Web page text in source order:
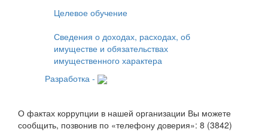
Целевое обучение
Сведения о доходах, расходах, об
имуществе и обязательствах
имущественного характера
Разработка -
О фактах коррупции в нашей организации Вы можете
сообщить, позвонив по «телефону доверия»: 8 (3842)